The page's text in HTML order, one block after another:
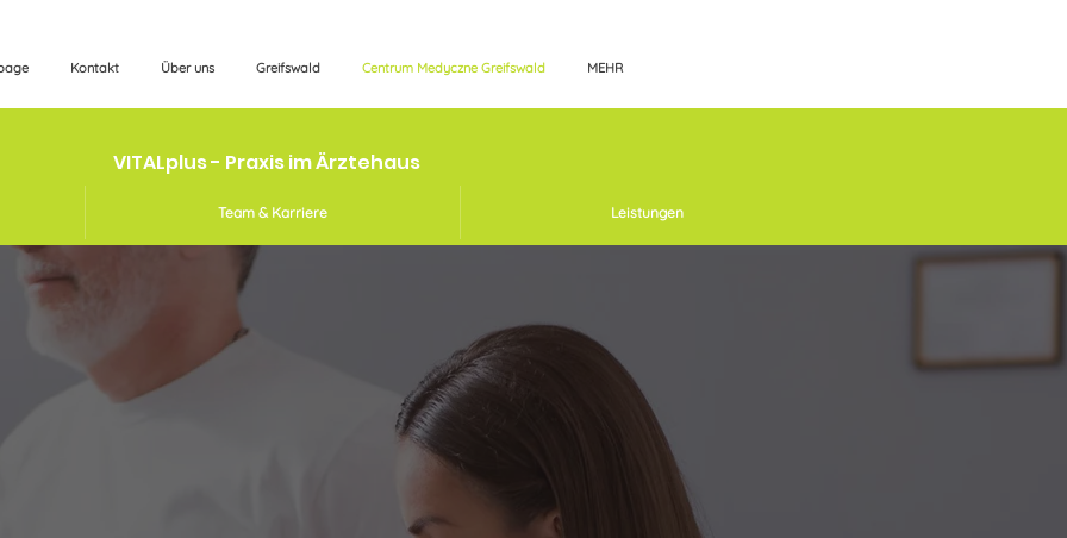
Kontakt Über uns Greifswald Centrum Medyczne Greifswald MEHR
VITALplus - Praxis im Ärztehaus
Team & Karriere Leistungen